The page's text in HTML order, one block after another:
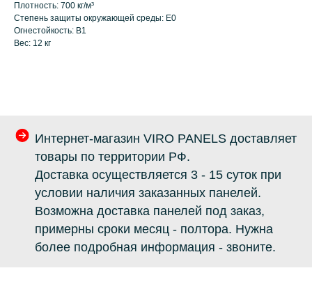
Плотность: 700 кг/м³
Степень защиты окружающей среды: E0
Огнестойкость: B1
Вес: 12 кг
Интернет-магазин VIRO PANELS доставляет
товары по территории РФ.
Доставка осуществляется 3 - 15 суток при
условии наличия заказанных панелей.
Возможна доставка панелей под заказ,
примерны сроки месяц - полтора. Нужна
более подробная информация - звоните.